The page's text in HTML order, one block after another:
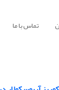
تماس با ما